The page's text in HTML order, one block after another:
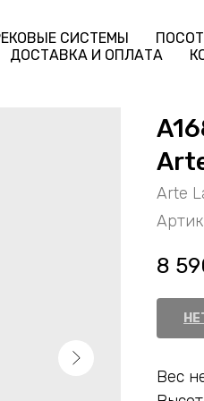
СИСТЕМЫ
ДОСТАВКА И ОПЛАТА
Arte
8
Вес